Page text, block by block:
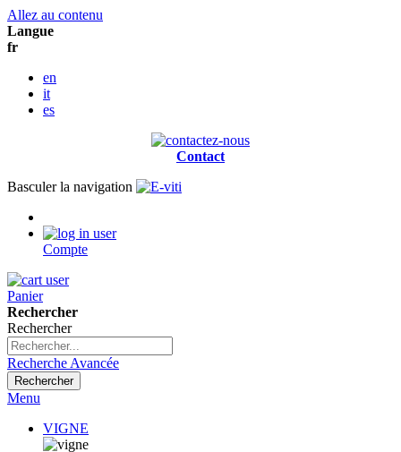
Allez au contenu
Langue
fr
en
it
es
Contact
Basculer la navigation
Compte
Panier
Rechercher
Rechercher
Recherche Avancée
Rechercher
Menu
VIGNE